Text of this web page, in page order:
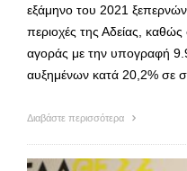
εξάμηνο του 2021
περιοχές της Αδείας,
αγοράς με την υπογραφή
αυξημένων κατά 20,2% σε
Διαβάστε περισσότερα